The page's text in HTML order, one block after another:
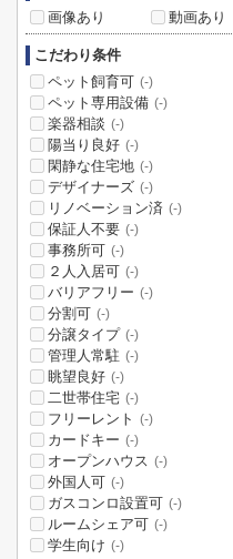
画像あり
動画あり
こだわり条件
ペット飼育可 (-)
ペット専用設備 (-)
楽器相談 (-)
陽当り良好 (-)
閑静な住宅地 (-)
デザイナーズ (-)
リノベーション済 (-)
保証人不要 (-)
事務所可 (-)
２人入居可 (-)
バリアフリー (-)
分割可 (-)
分譲タイプ (-)
管理人常駐 (-)
眺望良好 (-)
二世帯住宅 (-)
フリーレント (-)
カードキー (-)
オープンハウス (-)
外国人可 (-)
ガスコンロ設置可 (-)
ルームシェア可 (-)
学生向け (-)